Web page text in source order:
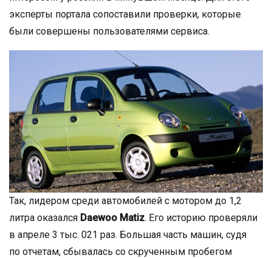
эксперты портала сопоставили проверки, которые
были совершены пользователями сервиса.
Так, лидером среди автомобилей с мотором до 1,2
литра оказался Daewoo Matiz. Его историю проверяли
в апреле 3 тыс. 021 раз. Большая часть машин, судя
по отчетам, сбывалась со скрученным пробегом